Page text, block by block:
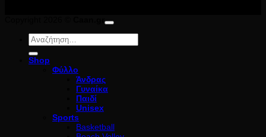
Αναζήτηση
για:
Shop
Φύλλο
Άνδρας
Γυναίκα
Παιδί
Unisex
Sports
Basketball